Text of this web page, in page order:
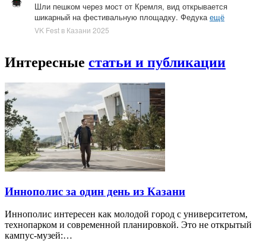
Шли пешком через мост от Кремля, вид открывается
шикарный на фестивальную площадку. Федукаещё
VK Fest в Казани 2025
Интересные статьи и публикации
Иннополис за один день из Казани
Иннополис интересен как молодой город с университетом,
технопарком и современной планировкой. Это не открытый
кампус-музей:…